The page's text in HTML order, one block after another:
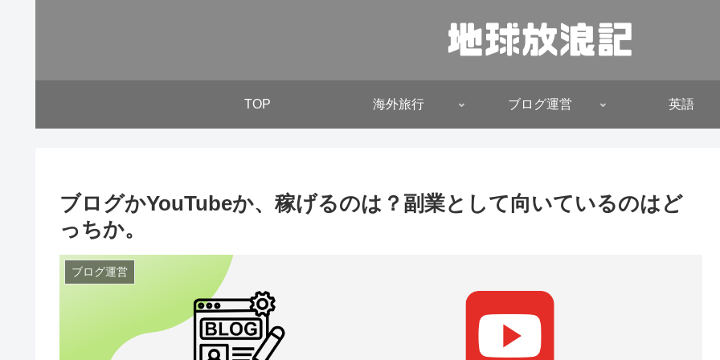
TOP 海外旅行 ブログ運営 英語
ブログかYouTubeか、稼げるのは？副業として向いているのはど
っちか。
ブログ運営